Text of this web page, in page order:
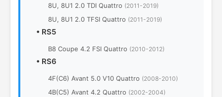
8U, 8U1 2.0 TDI Quattro (2011-2019)
8U, 8U1 2.0 TFSI Quattro (2011-2019)
• RS5
B8 Coupe 4.2 FSI Quattro (2010-2012)
• RS6
4F(С6) Avant 5.0 V10 Quattro (2008-2010)
4B(C5) Avant 4.2 Quattro (2002-2004)